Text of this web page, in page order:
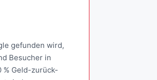
gefunden wird,
Besucher in
% Geld-zurück-